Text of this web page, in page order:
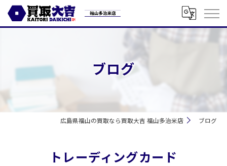
ブログ
広島県福山の買取なら買取大吉 福山多治米店 ブログ
トレーディングカード